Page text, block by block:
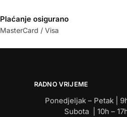
Plaćanje osigurano
MasterCard / Visa
RADNO VRIJEME
Ponedjeljak – Petak | 9h
Subota | 10h – 17h